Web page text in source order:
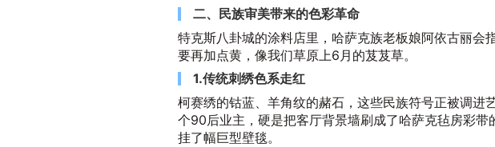
二、民族审美带来的色彩革命
特克斯八卦城的涂料店里，哈萨克族老板娘阿依古丽会
要再加点黄，像我们草原上6月的芨芨草。
1.传统刺绣色系走红
柯赛绣的钴蓝、羊角纹的赭石，这些民族符号正被调进
个90后业主，硬是把客厅背景墙刷成了哈萨克毡房彩带
挂了幅巨型壁毯。